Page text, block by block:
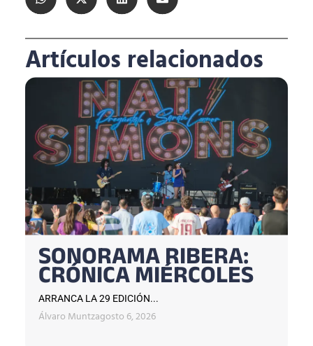
Artículos relacionados
SONORAMA RIBERA:
CRÓNICA MIÉRCOLES
ARRANCA LA 29 EDICIÓN...
Álvaro Muntzagosto 6, 2026